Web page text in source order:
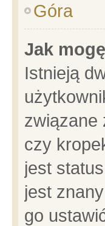
Góra
Jak
Istnieją
związane
czy
jest
jest
go